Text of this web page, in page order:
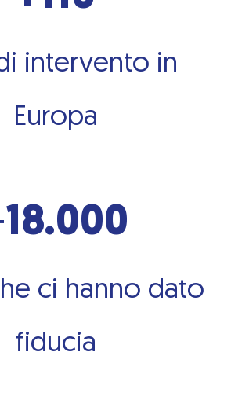
intervento in
Europa
18.000
ci hanno dato
fiducia